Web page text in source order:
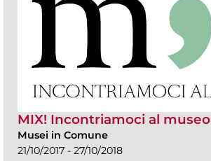
MIX! Incontriamoci al museo
Musei in Comune
21/10/2017 - 27/10/2018